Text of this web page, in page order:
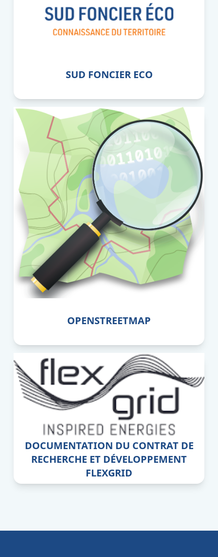
SUD FONCIER ECO
OPENSTREETMAP
DOCUMENTATION DU CONTRAT DE
RECHERCHE ET DÉVELOPPEMENT
FLEXGRID